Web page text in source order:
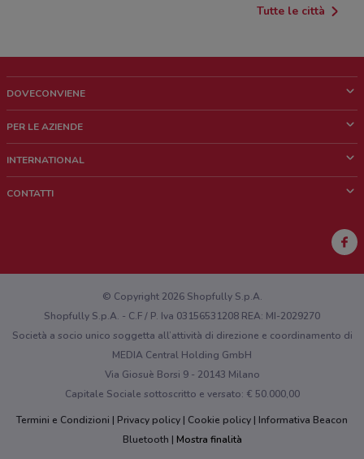
Tutte le città
DOVECONVIENE
Chi siamo
Lavora con noi
PER LE AZIENDE
Richieste commerciali e marketing
INTERNATIONAL
CONTATTI
Hai un malfunzionamento sul web o sull'app?
© Copyright 2026 Shopfully S.p.A.
Shopfully S.p.A. - C.F / P. Iva 03156531208 REA: MI-2029270
Società a socio unico soggetta all’attività di direzione e coordinamento di
MEDIA Central Holding GmbH
Via Giosuè Borsi 9 - 20143 Milano
Capitale Sociale sottoscritto e versato: € 50.000,00
Termini e Condizioni
Privacy policy Cookie policy
Informativa Beacon
Bluetooth
Mostra finalità